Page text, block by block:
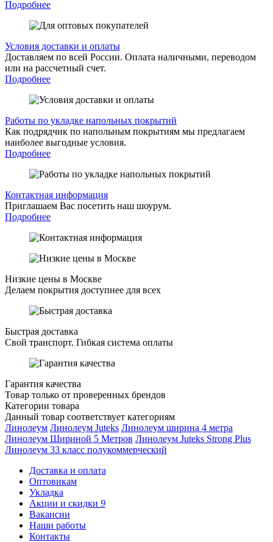
Подробнее
Условия доставки и оплаты
Доставляем по всей России. Оплата наличными, переводом
или на рассчетный счет.
Подробнее
Работы по укладке напольных покрытий
Как подрядчик по напольным покрытиям мы предлагаем
наиболее выгодные условия.
Подробнее
Контактная информация
Приглашаем Вас посетить наш шоурум.
Подробнее
Низкие цены в Москве
Делаем покрытия доступнее для всех
Быстрая доставка
Свой транспорт. Гибкая система оплаты
Гарантия качества
Товар только от проверенных брендов
Категории товара
Данный товар соответствует категориям
Линолеум Линолеум Juteks Линолеум ширина 4 метра
Линолеум Шириной 5 Метров Линолеум Juteks Strong Plus
Линолеум 33 класс полукоммерческий
Доставка и оплата
Оптовикам
Укладка
Акции и скидки 9
Вакансии
Наши работы
Контакты